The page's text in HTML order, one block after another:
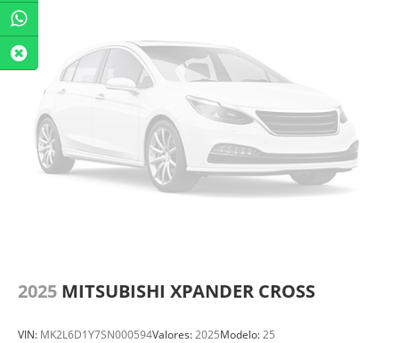
2025 MITSUBISHI XPANDER CROSS
VIN: MK2L6D1Y7SN000594Valores:2025Modelo:25